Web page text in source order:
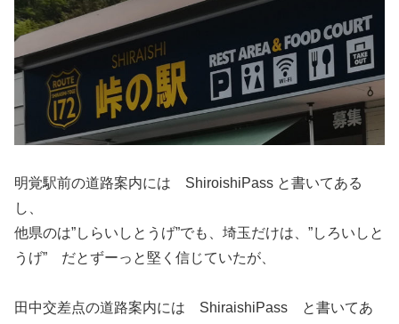
明覚駅前の道路案内には ShiroishiPass と書いてある
し、
他県のは”しらいしとうげ”でも、埼玉だけは、”しろいしと
うげ” だとずーっと堅く信じていたが、
田中交差点の道路案内には ShiraishiPass と書いてあ